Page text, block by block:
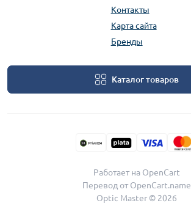
Контакты
Карта сайта
Бренды
Каталог товаров
Работает на OpenCart
Перевод отOpenCart.name
Optic Master © 2026